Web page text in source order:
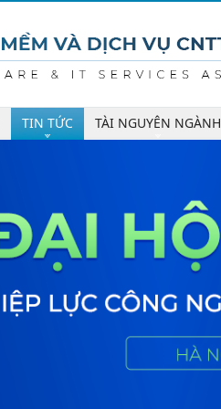
TIN TỨC TÀI NGUYÊN NGÀNH